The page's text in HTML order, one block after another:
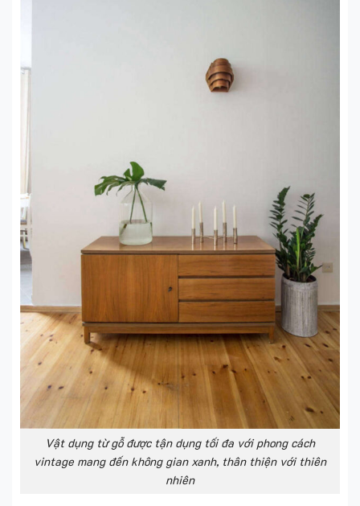
Vật dụng từ gỗ được tận dụng tối đa với phong cách
vintage mang đến không gian xanh, thân thiện với thiên
nhiên